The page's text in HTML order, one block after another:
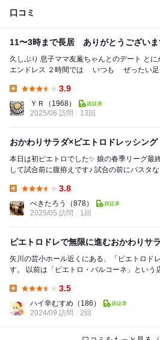
口コミ
11〜3時まで長居 ありがとうござい
久しぶり 息子ママ友薫ちゃんとのデート とにかく 彼女とは お喋りが
エンドレス ２時間では いつも ぜったい足らないのです ここは
3.9
ＹＲ
（1968）
2025/06 訪問
13回
おかわりサラダ×ピエトロドレッシング
本日は初ピエトロでした✨️ 娘の春季リーグ最終日、少し早めに現地入り
して試合前に腹拵えです♪ 試合の前にパスタなどの炭水化物はベターだよ
3.8
ぺきたろう
（878）
2025/05 訪問
1回
ピエトロドレで無限に進むおかわりサ
矢川の芸小ホール近くにある、「ピエトロド
す。 以前は「ピエトロ・バルコーネ」という店名で、パンやサラダのバ
3.5
ハイ辛むすめ （186）
2024/09 訪問
2回